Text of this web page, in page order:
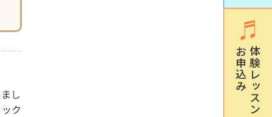
し
ク
体験レッスン
お申込み